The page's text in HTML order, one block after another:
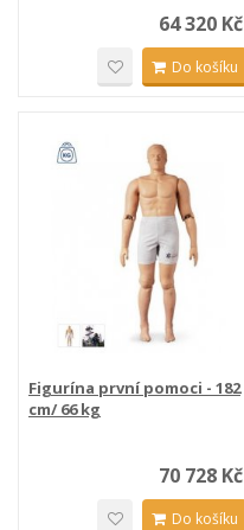
64 320 Kč
Do košíku
Figurína první pomoci - 182
cm/ 66 kg
70 728 Kč
Do košíku